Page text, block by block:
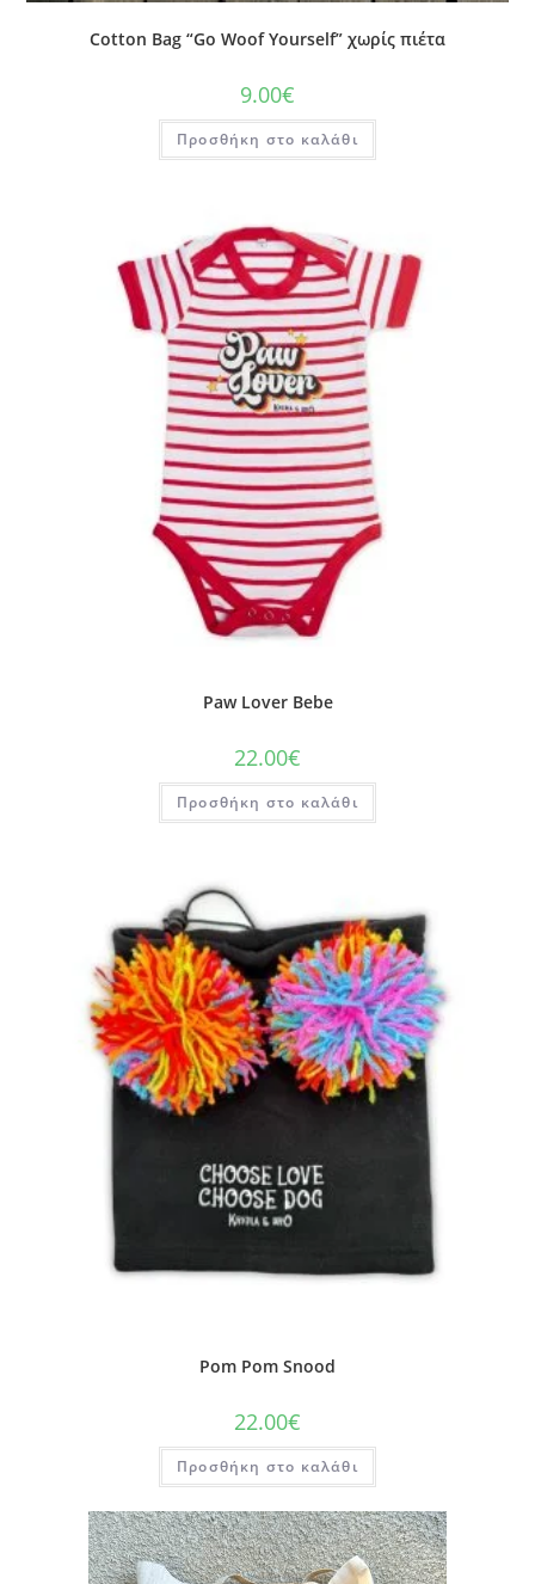
Cotton Bag “Go Woof Yourself” χωρίς πιέτα
9.00€
Προσθήκη στο καλάθι
Paw Lover Bebe
22.00€
Προσθήκη στο καλάθι
Pom Pom Snood
22.00€
Προσθήκη στο καλάθι